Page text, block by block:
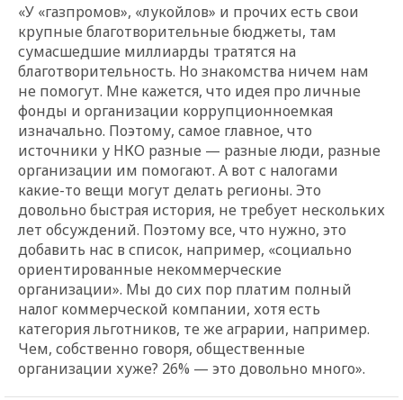
«У «газпромов», «лукойлов» и прочих есть свои
крупные благотворительные бюджеты, там
сумасшедшие миллиарды тратятся на
благотворительность. Но знакомства ничем нам
не помогут. Мне кажется, что идея про личные
фонды и организации коррупционноемкая
изначально. Поэтому, самое главное, что
источники у НКО разные — разные люди, разные
организации им помогают. А вот с налогами
какие-то вещи могут делать регионы. Это
довольно быстрая история, не требует нескольких
лет обсуждений. Поэтому все, что нужно, это
добавить нас в список, например, «социально
ориентированные некоммерческие
организации». Мы до сих пор платим полный
налог коммерческой компании, хотя есть
категория льготников, те же аграрии, например.
Чем, собственно говоря, общественные
организации хуже? 26% — это довольно много».